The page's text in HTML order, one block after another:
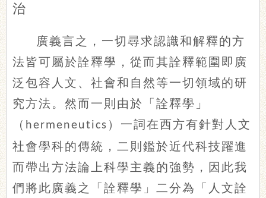
治
廣義言之，一切尋求認識和解釋的方
法皆可屬於詮釋學，從而其詮釋範圍即廣
泛包容人文、社會和自然等一切領域的研
究方法。然而一則由於「詮釋學」
（ hermeneutics ）一詞在西方有針對人文
社會學科的傳統，二則鑑於近代科技躍進
而帶出方法論上科學主義的強勢，因此我
們將此廣義之「詮釋學」二分為「人文詮